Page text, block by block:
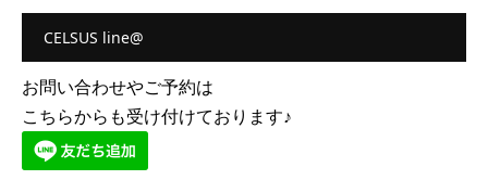
CELSUS line@
お問い合わせやご予約は
こちらからも受け付けております♪